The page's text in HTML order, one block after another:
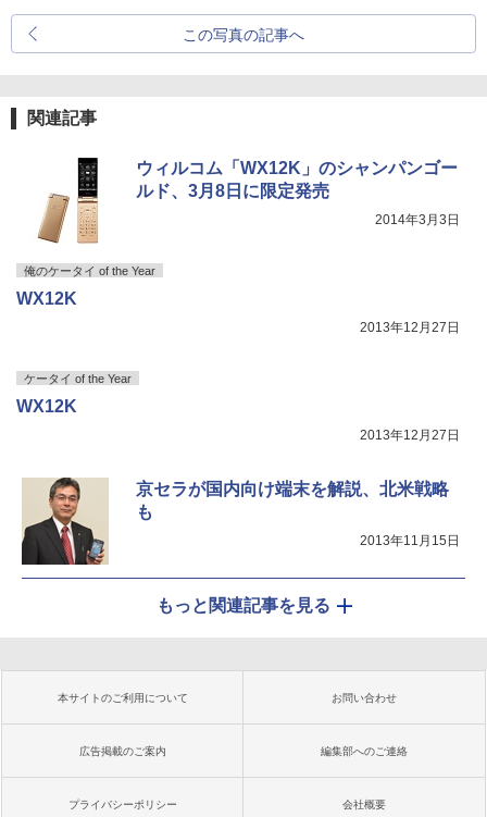
この写真の記事へ
関連記事
ウィルコム「WX12K」のシャンパンゴー
ルド、3月8日に限定発売
2014年3月3日
俺のケータイ of the Year
WX12K
2013年12月27日
ケータイ of the Year
WX12K
2013年12月27日
京セラが国内向け端末を解説、北米戦略
も
2013年11月15日
もっと関連記事を見る
本サイトのご利用について お問い合わせ
広告掲載のご案内 編集部へのご連絡
プライバシーポリシー 会社概要